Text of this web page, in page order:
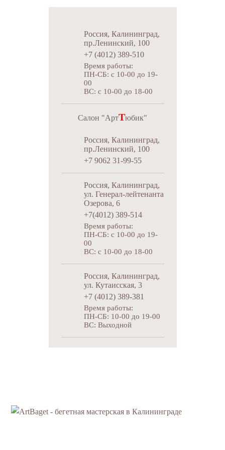
Россия, Калининград,
пр.Ленинский, 100
+7 (4012) 389-510
Время работы:
ПН-СБ: c 10-00 до 19-
00
ВС: c 10-00 до 18-00
Салон "АртТюбик"
Россия, Калининград,
пр.Ленинский, 100
+7 9062 31-99-55
Россия, Калининград,
ул. Генерал-лейтенанта
Озерова, 6
+7(4012) 389-514
Время работы:
ПН-СБ: c 10-00 до 19-
00
ВС: c 10-00 до 18-00
Россия, Калининград,
ул. Кутаисская, 3
+7 (4012) 389-381
Время работы:
ПН-СБ: 10-00 до 19-00
ВС: Выходной